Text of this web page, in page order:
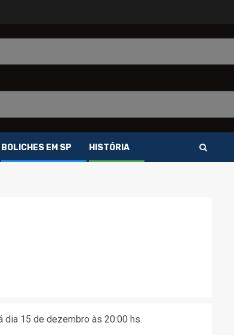
BOLICHES EM SP HISTÓRIA
dia 15 de dezembro às 20:00 hs.